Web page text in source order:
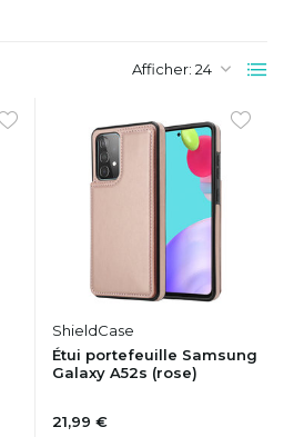
Afficher:
ShieldCase
Étui portefeuille Samsung
Galaxy A52s (rose)
21,99 €